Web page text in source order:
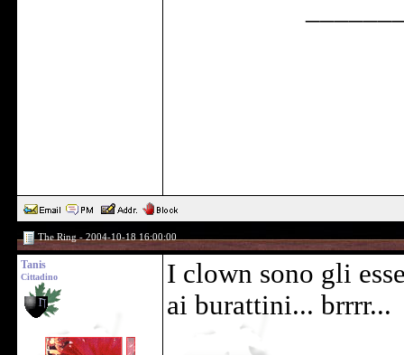
The Ring - 2004-10-18 16:00:00
Tanis
Cittadino
I clown sono gli
ai burattini... brrrr...